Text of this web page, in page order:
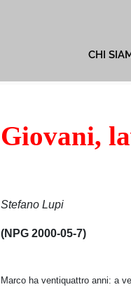
CHI
Giovani,
Stefano Lupi
(NPG 2000-05-7)
Marco ha ventiquattro anni: a